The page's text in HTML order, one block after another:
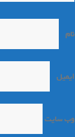
نام
ایمیل
وب‌ سایت